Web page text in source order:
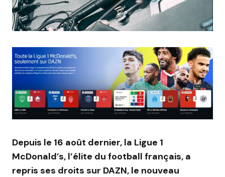
Depuis le 16 août dernier, la Ligue 1
McDonald’s, l’élite du football français, a
repris ses droits sur DAZN, le nouveau